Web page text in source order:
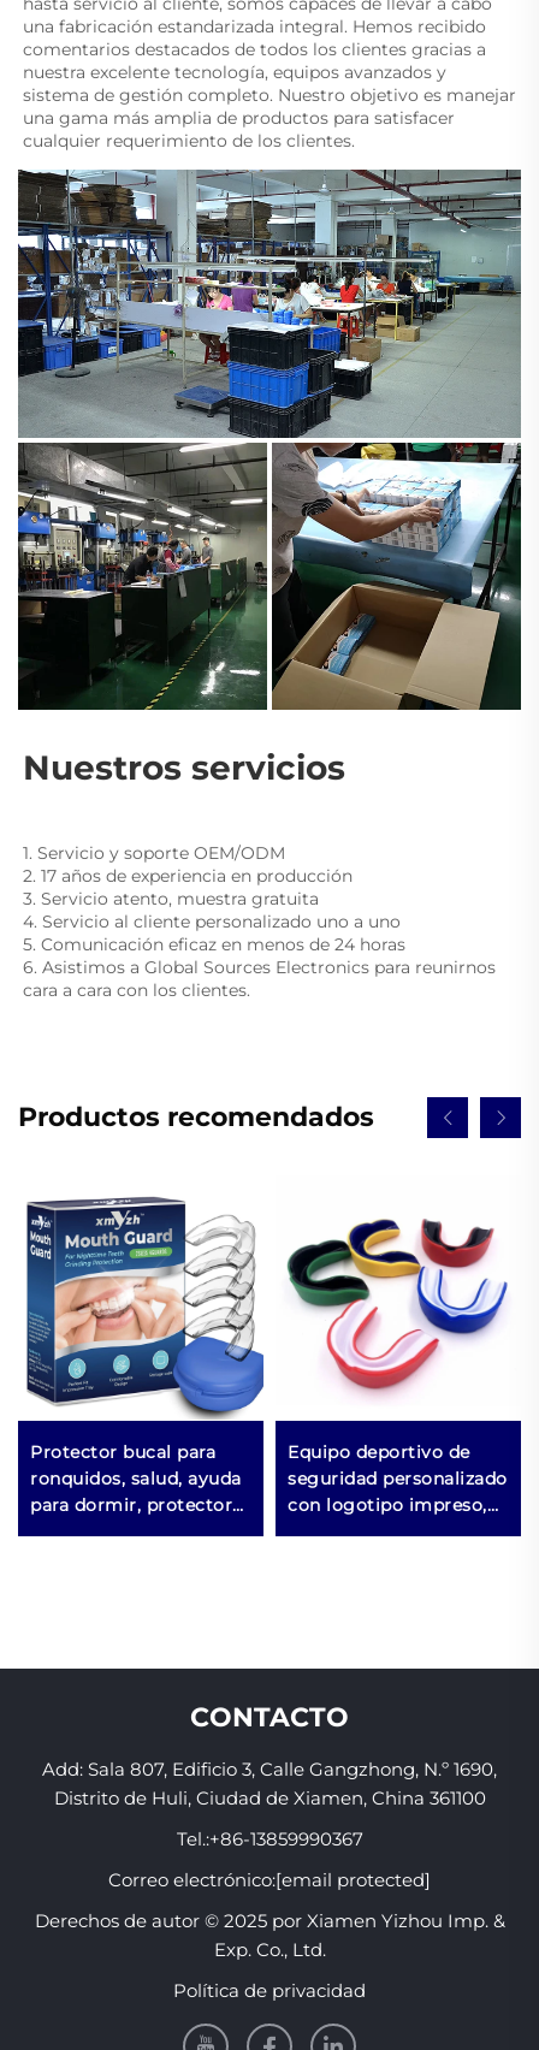
una fabricación estandarizada integral. Hemos recibido
comentarios destacados de todos los clientes gracias a
nuestra excelente tecnología, equipos avanzados y
sistema de gestión completo. Nuestro objetivo es manejar
una gama más amplia de productos para satisfacer
cualquier requerimiento de los clientes.
Nuestros servicios
1. Servicio y soporte OEM/ODM
2. 17 años de experiencia en producción
3. Servicio atento, muestra gratuita
4. Servicio al cliente personalizado uno a uno
5. Comunicación eficaz en menos de 24 horas
6. Asistimos a Global Sources Electronics para reunirnos
cara a cara con los clientes.
Productos recomendados
Protector bucal para
ronquidos, salud, ayuda
para dormir, protectores
dentales, solución para
boca
Equipo deportivo de
seguridad personalizado
con logotipo impreso,
protector dental
CONTACTO
Add: Sala 807, Edificio 3, Calle Gangzhong, N.º 1690,
Distrito de Huli, Ciudad de Xiamen, China 361100
Tel.:+86-13859990367
Correo electrónico:[email protected]
Derechos de autor © 2025 por Xiamen Yizhou Imp. &
Exp. Co., Ltd.
Política de privacidad